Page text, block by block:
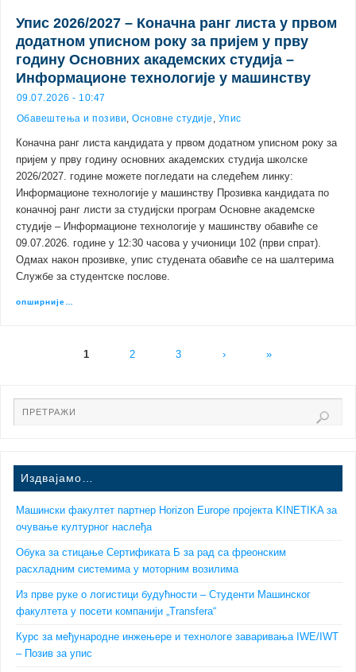
Упис 2026/2027 – Коначна ранг листа у првом
додатном уписном року за пријем у прву
годину Основних академских студија –
Информационе технологије у машинству
09.07.2026 - 10:47
Обавештења и позиви ,Основне студије Упис
Коначна ранг листа кандидата у првом додатном уписном року за
пријем у прву годину основних академских студија школске
2026/2027. године можете погледати на следећем линку:
Информационе технологије у машинству Прозивка кандидата по
коначној ранг листи за студијски програм Основне академске
студије – Информационе технологије у машинству обавиће се
09.07.2026. године у 12:30 часова у учионици 102 (први спрат).
Одмах након прозивке, упис студената обавиће се на шалтерима
Службе за студентске послове.
опширније…
1 2 3 › »
Издвајамо…
Машински факултет партнер Horizon Europe пројекта KINETIKA за
очување културног наслеђа
Обука за стицање Сертификата Б за рад са фреонским
расхладним системима у моторним возилима
Из прве руке о логистици будућности – Студенти Машинског
факултета у посети компанији „Transfera“
Курс за међународне инжењере и технологе заваривања IWE/IWT
– Позив за упис